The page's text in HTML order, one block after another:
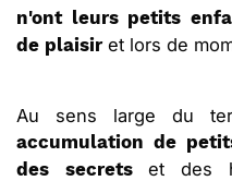
n'ont leurs petits
de plaisir et lors de
Au sens large du
accumulation de
des secretset des